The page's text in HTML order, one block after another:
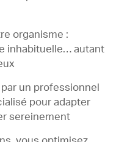
organisme :
inhabituelle… autant
un professionnel
pour adapter
sereinement